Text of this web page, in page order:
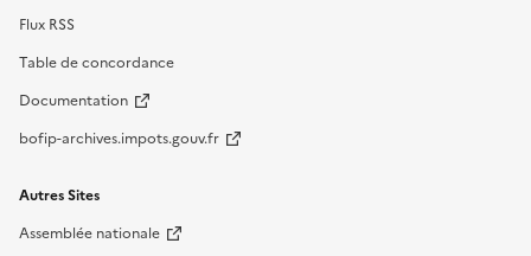
Flux RSS
Table de concordance
Documentation
bofip-archives.impots.gouv.fr
Autres Sites
Assemblée nationale